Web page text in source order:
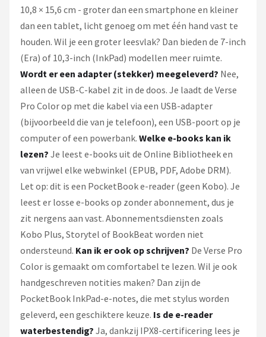
10,8 × 15,6 cm - groter dan een smartphone en kleiner
dan een tablet, licht genoeg om met één hand vast te
houden. Wil je een groter leesvlak? Dan bieden de 7-inch
(Era) of 10,3-inch (InkPad) modellen meer ruimte.
Wordt er een adapter (stekker) meegeleverd? Nee,
alleen de USB-C-kabel zit in de doos. Je laadt de Verse
Pro Color op met die kabel via een USB-adapter
(bijvoorbeeld die van je telefoon), een USB-poort op je
computer of een powerbank. Welke e-books kan ik
lezen? Je leest e-books uit de Online Bibliotheek en
van vrijwel elke webwinkel (EPUB, PDF, Adobe DRM).
Let op: dit is een PocketBook e-reader (geen Kobo). Je
leest er losse e-books op zonder abonnement, dus je
zit nergens aan vast. Abonnementsdiensten zoals
Kobo Plus, Storytel of BookBeat worden niet
ondersteund. Kan ik er ook op schrijven? De Verse Pro
Color is gemaakt om comfortabel te lezen. Wil je ook
handgeschreven notities maken? Dan zijn de
PocketBook InkPad-e-notes, die met stylus worden
geleverd, een geschiktere keuze. Is de e-reader
waterbestendig? Ja, dankzij IPX8-certificering lees je